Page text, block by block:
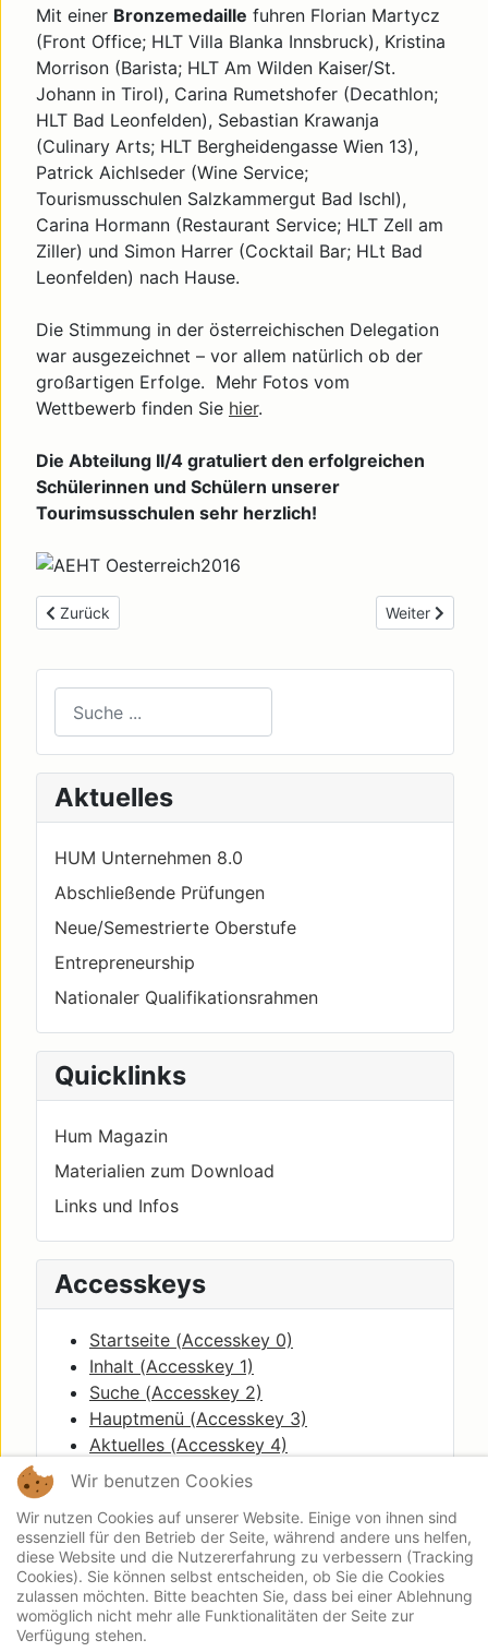
Mit einer Bronzemedaille fuhren Florian Martycz
(Front Office; HLT Villa Blanka Innsbruck), Kristina
Morrison (Barista; HLT Am Wilden Kaiser/St.
Johann in Tirol), Carina Rumetshofer (Decathlon;
HLT Bad Leonfelden), Sebastian Krawanja
(Culinary Arts; HLT Bergheidengasse Wien 13),
Patrick Aichlseder (Wine Service;
Tourismusschulen Salzkammergut Bad Ischl),
Carina Hormann (Restaurant Service; HLT Zell am
Ziller) und Simon Harrer (Cocktail Bar; HLt Bad
Leonfelden) nach Hause.
Die Stimmung in der österreichischen Delegation
war ausgezeichnet – vor allem natürlich ob der
großartigen Erfolge. Mehr Fotos vom
Wettbewerb finden Sie hier.
Die Abteilung II/4 gratuliert den erfolgreichen
Schülerinnen und Schülern unserer
Tourimsusschulen sehr herzlich!
Previous article: Tourismusschule Krems als perfekter
Zurück Next article:
Weiter
Type 2 or more characters for results.
Aktuelles
HUM Unternehmen 8.0
Abschließende Prüfungen
Neue/Semestrierte Oberstufe
Entrepreneurship
Nationaler Qualifikationsrahmen
Quicklinks
Hum Magazin
Materialien zum Download
Links und Infos
Accesskeys
Startseite (Accesskey 0)
Inhalt (Accesskey 1)
Suche (Accesskey 2)
Hauptmenü (Accesskey 3)
Aktuelles (Accesskey 4)
Quicklinks ( Accesskey
Wir benutzen Cookies
Wir nutzen Cookies auf unserer Website. Einige von ihnen sind
essenziell für den Betrieb der Seite, während andere uns helfen,
diese Website und die Nutzererfahrung zu verbessern (Tracking
Cookies). Sie können selbst entscheiden, ob Sie die Cookies
zulassen möchten. Bitte beachten Sie, dass bei einer Ablehnung
womöglich nicht mehr alle Funktionalitäten der Seite zur
Verfügung stehen.